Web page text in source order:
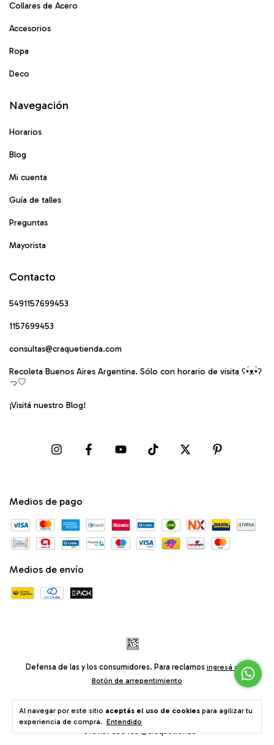
Al navegar por este sitio aceptás el uso de cookies para agilizar tu
experiencia de compra. Entendido
Collares de Acero
Accesorios
Ropa
Deco
Navegación
Horarios
Blog
Mi cuenta
Guía de talles
Preguntas
Mayorista
Contacto
5491157699453
1157699453
consultas@craquetienda.com
Recoleta Buenos Aires Argentina. Sólo con horario de visita ʕ•́ᴥ•̀ʔ
っ♡
¡Visitá nuestro Blog!
Medios de pago
Medios de envío
Defensa de las y los consumidores. Para reclamos ingresá acá.
Botón de arrepentimiento
© Craqué® Tienda Bodychains Ropa Accesorios • Av. Santa Fe 2740,
Buenos Aires, Argentina •consultas@craquetienda.com
+5491157699453 @craquetienda